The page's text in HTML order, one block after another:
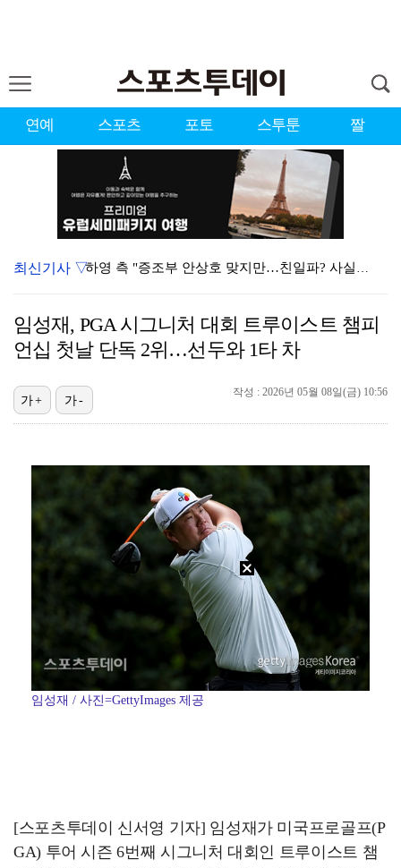
연예 스포츠 포토 스투툰 짤
하영 측 "증조부 안상호 맞지만…친일파? 사실무근" […
"아예 다른 관계잖아"…황정민 폭로자, 팬 주장에 반박…
"블랙핑크 데뷔 10주년 행사로 국중박 입장 통제"…문…
김지원, 어린이병원에 1억원 쾌척 "'닥터X' 촬영 중…
고영욱, 도 넘은 저격 논란…이번엔 박하선에 "감당 안…
기록적인 폭염에 멈췄던 KBO, 11일부터 순위 경쟁 …
경찰, 대한축구협회 '심판 성접대 논란' 수사 여부 검…
최신기사 ▽
임성재, PGA 시그니처 대회 트루이스트 챔피
언십 첫날 단독 2위…선두와 1타 차
작성 : 2026년 05월 08일(금) 10:56
가+ 가-
임성재 / 사진=GettyImages 제공
[스포츠투데이 신서영 기자] 임성재가 미국프로골프(P
GA) 투어 시즌 6번째 시그니처 대회인 트루이스트 챔